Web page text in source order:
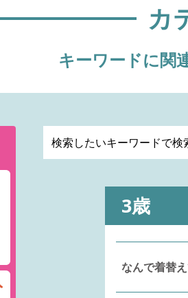
カ
キーワードに関
3歳
なんで着替